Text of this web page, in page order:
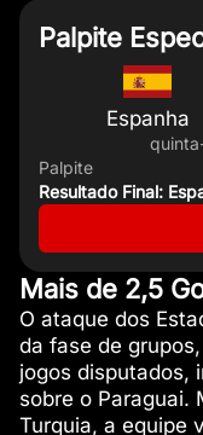
Palpite
Espanha
Palpite
Resultado Final:
Mais de 2,5
O ataque dos
da fase de
jogos disputados,
sobre o Paraguai.
Turquia, a equipe